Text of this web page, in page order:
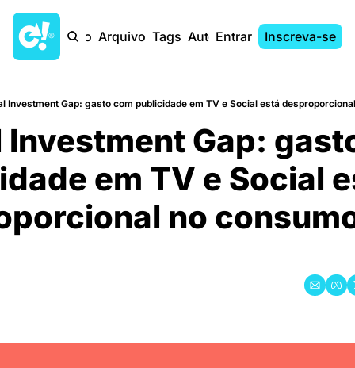
Início Arquivo Tags AutoresEntrar Inscreva-se
Investment Gap: gasto com publicidade em TV e Social está
Investment Gap:
em TV e Social
no